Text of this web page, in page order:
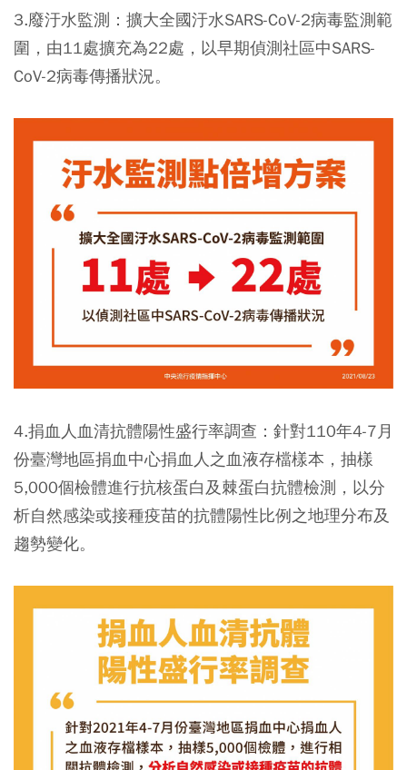
3.廢汙水監測：擴大全國汙水SARS-CoV-2病毒監測範
圍，由11處擴充為22處，以早期偵測社區中SARS-
CoV-2病毒傳播狀況。
4.捐血人血清抗體陽性盛行率調查：針對110年4-7月
份臺灣地區捐血中心捐血人之血液存檔樣本，抽樣
5,000個檢體進行抗核蛋白及棘蛋白抗體檢測，以分
析自然感染或接種疫苗的抗體陽性比例之地理分布及
趨勢變化。